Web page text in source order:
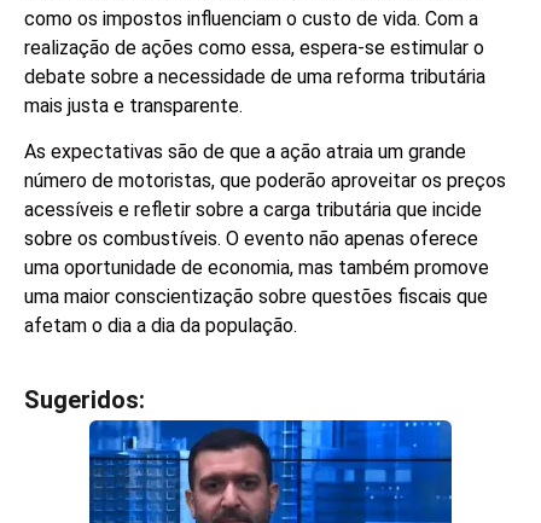
como os impostos influenciam o custo de vida. Com a
realização de ações como essa, espera-se estimular o
debate sobre a necessidade de uma reforma tributária
mais justa e transparente.
As expectativas são de que a ação atraia um grande
número de motoristas, que poderão aproveitar os preços
acessíveis e refletir sobre a carga tributária que incide
sobre os combustíveis. O evento não apenas oferece
uma oportunidade de economia, mas também promove
uma maior conscientização sobre questões fiscais que
afetam o dia a dia da população.
Sugeridos: